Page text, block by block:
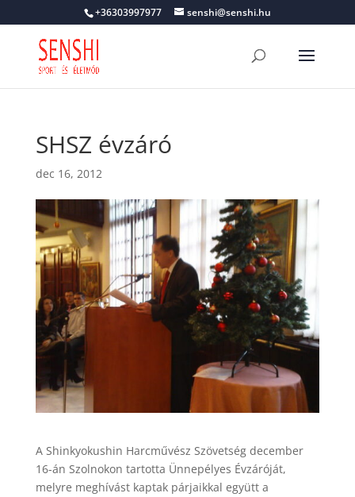
+36303997977 senshi@senshi.hu
SHSZ évzáró
dec 16, 2012
A Shinkyokushin Harcművész Szövetség december
16-án Szolnokon tartotta Ünnepélyes Évzáróját,
melyre meghívást kaptak párjaikkal együtt a